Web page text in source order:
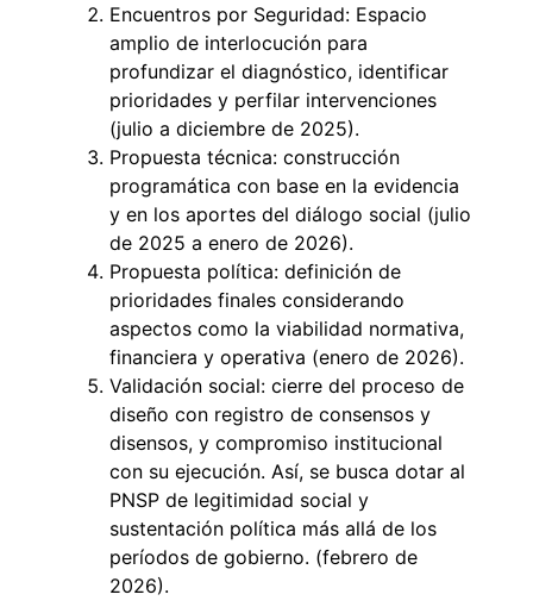
Encuentros por Seguridad: Espacio
amplio de interlocución para
profundizar el diagnóstico, identificar
prioridades y perfilar intervenciones
(julio a diciembre de 2025).
Propuesta técnica: construcción
programática con base en la evidencia
y en los aportes del diálogo social (julio
de 2025 a enero de 2026).
Propuesta política: definición de
prioridades finales considerando
aspectos como la viabilidad normativa,
financiera y operativa (enero de 2026).
Validación social: cierre del proceso de
diseño con registro de consensos y
disensos, y compromiso institucional
con su ejecución. Así, se busca dotar al
PNSP de legitimidad social y
sustentación política más allá de los
períodos de gobierno. (febrero de
2026).